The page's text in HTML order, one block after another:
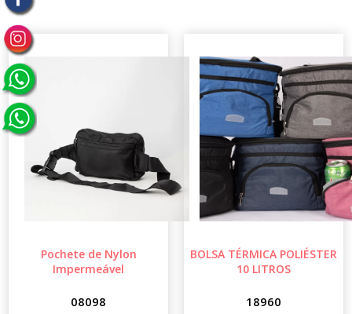
Pochete de Nylon
Impermeável
08098
BOLSA TÉRMICA POLIÉSTER
10 LITROS
18960